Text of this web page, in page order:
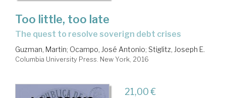
Too little, too late
the quest to resolve soverign debt crises
Guzman, Martin; Ocampo, José Antonio; Stiglitz, Joseph E.
Columbia University Press. New York, 2016
21,00 €